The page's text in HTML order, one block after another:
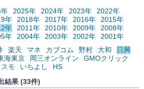
2025年 2024年 2023年
2022年
年 2018年 2017年 2016年
2015年
年 2011年 2010年 2009年
2008年
年 2004年 2003年 2002年
2001年
楽天 マネ カブコム 野村 大和
日興
海東京 岡三オンライン
GMOクリック
モ いちよし
HS
結果 (33件)